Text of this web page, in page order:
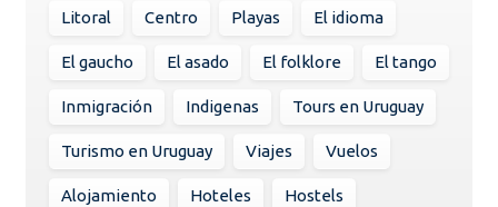
Litoral Centro Playas El idioma
El gaucho El asado El folklore El tango
Inmigración Indigenas Tours en Uruguay
Turismo en Uruguay Viajes Vuelos
Alojamiento Hoteles Hostels